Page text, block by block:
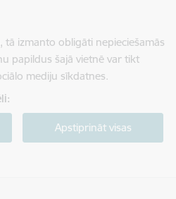
tā izmanto obligāti nepieciešamās
papildus šajā vietnē var tikt
mediju sīkdatnes.
Apstiprināt visas